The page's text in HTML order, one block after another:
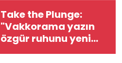
Take the Plunge:
"Vakkorama yazın
özgür ruhunu yeni
rotalarla karşılıyor"